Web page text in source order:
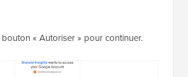
« Autoriser » pour continuer.